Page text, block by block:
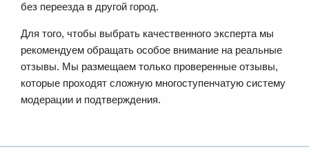
без переезда в другой город.
Для того, чтобы выбрать качественного эксперта мы
рекомендуем обращать особое внимание на реальные
отзывы. Мы размещаем только проверенные отзывы,
которые проходят сложную многоступенчатую систему
модерации и подтверждения.